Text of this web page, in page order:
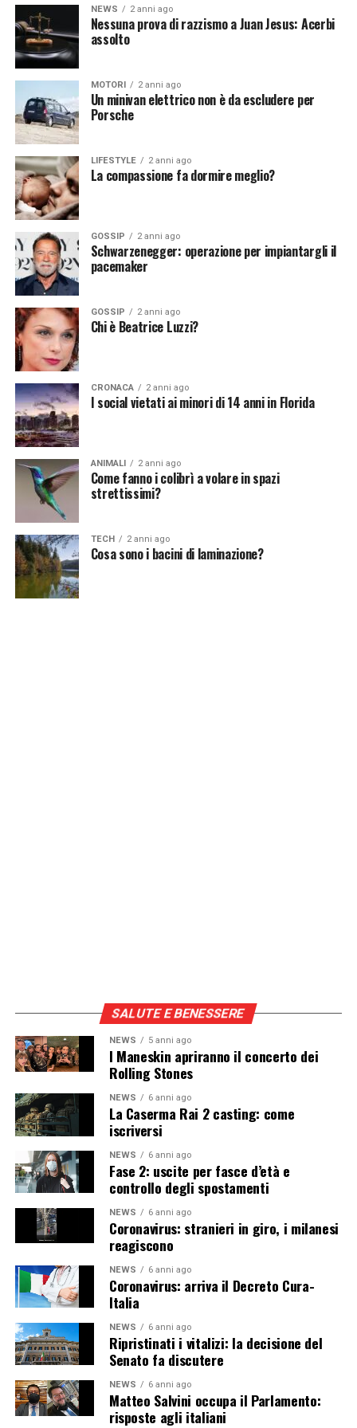
spaziale, delle telecomunicazioni e dell’osservazione
della Terra. Tuttavia, è fondamentale affrontare le sfide
tecniche, etiche e legali associate a questa convergenza.
Con una corretta gestione e un’attenta considerazione
degli impatti, l’IA potrebbe trasformare radicalmente il
settore spaziale, portando a nuove scoperte e benefici
per l’umanità.
[fonte immagine: https://pixabay.com/it/photos/terra-
spazio-satelliti-monitoraggio-79533/]
Continua a leggere su atuttonotizie.it
Vuoi essere sempre aggiornato e ricevere le principali
notizie del giorno?
NEWS 2 anni ago
Nessuna prova di razzismo a Juan Jesus: Acerbi
assolto
MOTORI 2 anni ago
Un minivan elettrico non è da escludere per
Porsche
LIFESTYLE 2 anni ago
La compassione fa dormire meglio?
GOSSIP 2 anni ago
Schwarzenegger: operazione per impiantargli il
pacemaker
GOSSIP 2 anni ago
Chi è Beatrice Luzzi?
CRONACA 2 anni ago
I social vietati ai minori di 14 anni in Florida
ANIMALI 2 anni ago
Come fanno i colibrì a volare in spazi
strettissimi?
TECH 2 anni ago
Cosa sono i bacini di laminazione?
SALUTE E BENESSERE
NEWS 5 anni ago
I Maneskin apriranno il concerto dei
Rolling Stones
NEWS 6 anni ago
La Caserma Rai 2 casting: come
iscriversi
NEWS 6 anni ago
Fase 2: uscite per fasce d’età e
controllo degli spostamenti
NEWS 6 anni ago
Coronavirus: stranieri in giro, i milanesi
reagiscono
NEWS 6 anni ago
Coronavirus: arriva il Decreto Cura-
Italia
NEWS 6 anni ago
Ripristinati i vitalizi: la decisione del
Senato fa discutere
NEWS 6 anni ago
Matteo Salvini occupa il Parlamento:
risposte agli italiani